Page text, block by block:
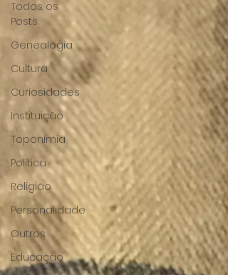
Todos os
Posts
Genealogia
Cultura
Curiosidades
Instituição
Toponímia
Política
Religião
Personalidade
Outros
Educação